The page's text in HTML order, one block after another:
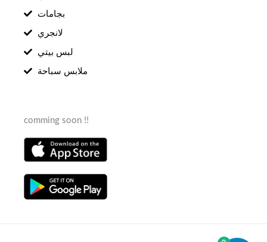
بجامات
لانجري
لبس بيتي
ملابس سباحة
comming soon !!